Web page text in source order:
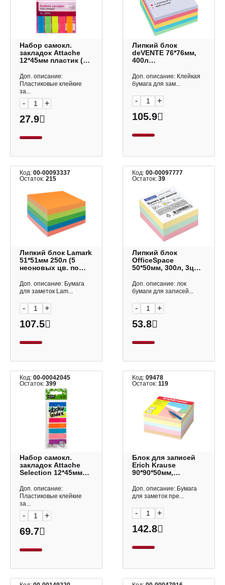
Набор самокл.
закладок Attache
12*45мм пластик (5
030951023/144630
Доп. описание:
Пластиковые клейкие
за...
- +
27.9
Липкий блок
deVENTE 76*76мм,
400л
2010528
Доп. описание: Клейкая
бумага для зам...
- +
105.9
Код: 00-00093337
Остаток: 215
Липкий блок Lamark
51*51мм 250л (5
неоновых цв. по
Доп. описание: Бумага
для заметок Lam...
- +
107.5
Код:00-00097777
Остаток:39
Липкий блок
OfficeSpace
50*50мм, 300л, 3цв.
Доп. описание: лок
бумаги для записей...
- +
53.8
Код: 00-00042045
Остаток: 399
Набор самокл.
закладок Attache
Selection 12*45мм
по 25л) 383731
Доп. описание:
Пластиковые клейкие
за...
- +
69.7
Код:09478
Остаток:119
Блок для записей
Erich Krause
90*90*50мм,
5139
Доп. описание: Бумага
для заметок пре...
- +
142.8